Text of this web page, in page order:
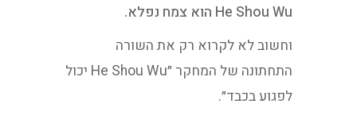
He Shou Wu הוא צמח נפלא.
וחשוב לא לקרוא רק את השורה
התחתונה של המחקר ״He Shou Wu יכול
לפגוע בכבד״.